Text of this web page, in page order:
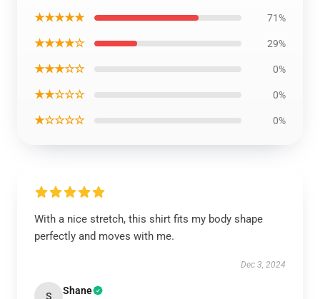
★★★★★ 71%
★★★★☆ 29%
★★★☆☆ 0%
★★☆☆☆ 0%
★☆☆☆☆ 0%
With a nice stretch, this shirt fits my body shape
perfectly and moves with me.
Dec 3, 2024
S Shane